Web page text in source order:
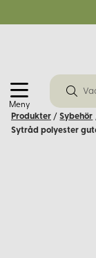
Meny
Produkter / Sybehör
Sytråd polyester